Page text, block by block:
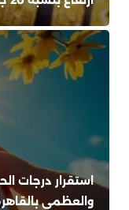
استقرار درجات
والعظمى بالقاهرة